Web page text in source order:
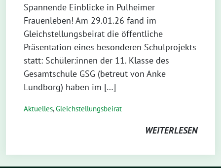
Spannende Einblicke in Pulheimer
Frauenleben! Am 29.01.26 fand im
Gleichstellungsbeirat die öffentliche
Präsentation eines besonderen Schulprojekts
statt: Schüler:innen der 11. Klasse des
Gesamtschule GSG (betreut von Anke
Lundborg) haben im […]
Aktuelles,Gleichstellungsbeirat
WEITERLESEN